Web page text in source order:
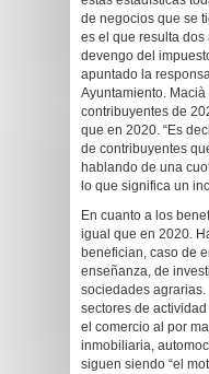
de negocios que se
es el que resulta dos
devengo del
apuntado la
Ayuntamiento.
contribuyentes de
que en 2020. “Es
de contribuyentes
hablando de una
lo que significa un
En cuanto a los
igual que en 2020.
benefician, caso de
enseñanza, de
sociedades
sectores de
el comercio al por
inmobiliaria,
siguen siendo “el